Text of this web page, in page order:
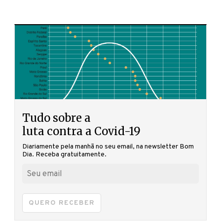
Tudo sobre a
luta contra a Covid-19
Diariamente pela manhã no seu email, na newsletter Bom
Dia. Receba gratuitamente.
QUERO RECEBER